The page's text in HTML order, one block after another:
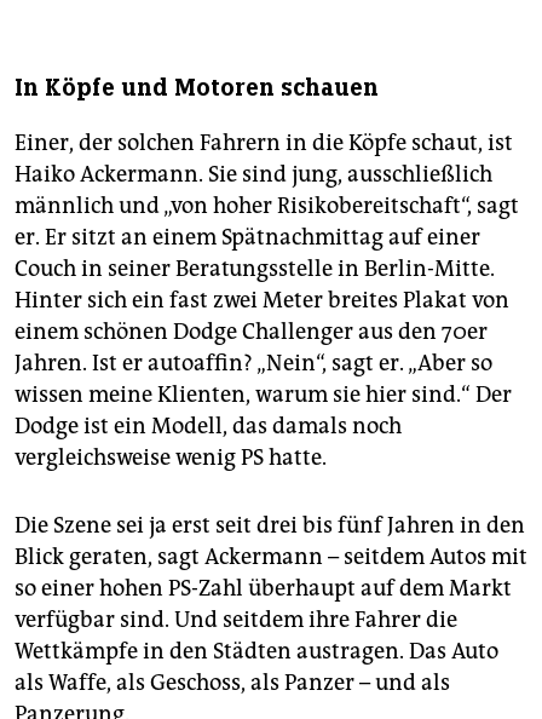
In Köpfe und Motoren schauen
Einer, der solchen Fahrern in die Köpfe schaut, ist
Haiko Ackermann. Sie sind jung, ausschließlich
männlich und „von hoher Risikobereitschaft“, sagt
er. Er sitzt an einem Spätnachmittag auf einer
Couch in seiner Beratungsstelle in Berlin-Mitte.
Hinter sich ein fast zwei Meter breites Plakat von
einem schönen Dodge Challenger aus den 70er
Jahren. Ist er autoaffin? „Nein“, sagt er. „Aber so
wissen meine Klienten, warum sie hier sind.“ Der
Dodge ist ein Modell, das damals noch
vergleichsweise wenig PS hatte.
Die Szene sei ja erst seit drei bis fünf Jahren in den
Blick geraten, sagt Ackermann – seitdem Autos mit
so einer hohen PS-Zahl überhaupt auf dem Markt
verfügbar sind. Und seitdem ihre Fahrer die
Wettkämpfe in den Städten austragen. Das Auto
als Waffe, als Geschoss, als Panzer – und als